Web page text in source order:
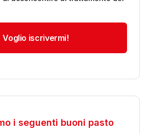
i seguenti buoni pasto